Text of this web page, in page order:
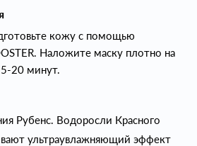
кожу с помощью
Наложите маску плотно на
20 минут.
Рубенс. Водоросли Красного
ультраувлажняющий эффект